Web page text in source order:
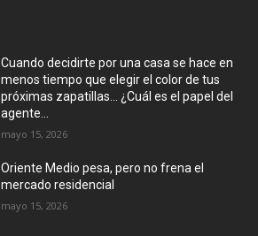
Cuando decidirte por una casa se hace en
menos tiempo que elegir el color de tus
próximas zapatillas… ¿Cuál es el papel del
agente...
mayo 15, 2026
Oriente Medio pesa, pero no frena el
mercado residencial
mayo 15, 2026